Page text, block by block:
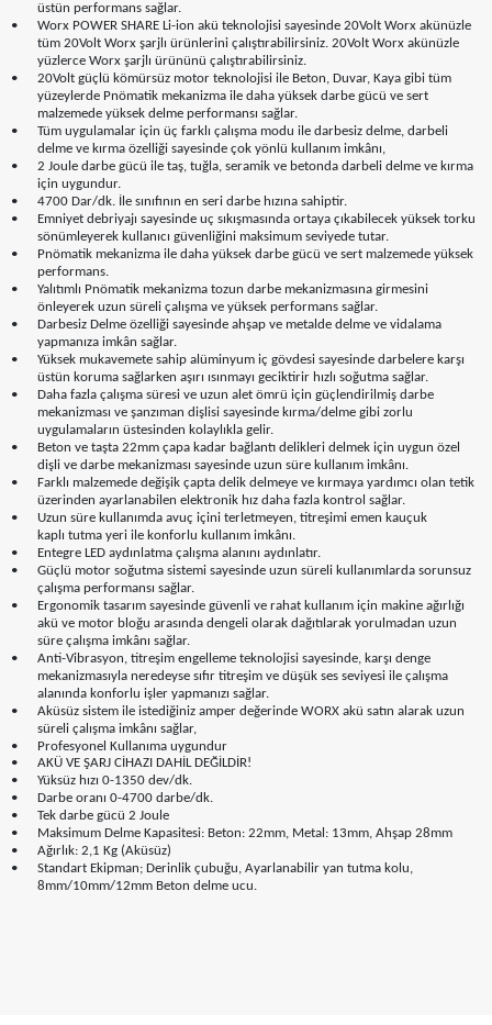
üstün performans sağlar.
•
Worx POWER SHARE Li-ion akü teknolojisi sayesinde 20Volt Worx akünüzle
tüm 20Volt Worx şarjlı ürünlerini çalıştırabilirsiniz. 20Volt Worx akünüzle
yüzlerce Worx şarjlı ürününü çalıştırabilirsiniz.
•
20Volt güçlü kömürsüz motor teknolojisi ile Beton, Duvar, Kaya gibi tüm
yüzeylerde Pnömatik mekanizma ile daha yüksek darbe gücü ve sert
malzemede yüksek delme performansı sağlar.
•
Tüm uygulamalar için üç farklı çalışma modu ile darbesiz delme, darbeli
delme ve kırma özelliği sayesinde çok yönlü kullanım imkânı,
•
2 Joule darbe gücü ile taş, tuğla, seramik ve betonda darbeli delme ve kırma
için uygundur.
•
4700 Dar/dk. İle sınıfının en seri darbe hızına sahiptir.
•
Emniyet debriyajı sayesinde uç sıkışmasında ortaya çıkabilecek yüksek torku
sönümleyerek kullanıcı güvenliğini maksimum seviyede tutar.
•
Pnömatik mekanizma ile daha yüksek darbe gücü ve sert malzemede yüksek
performans.
•
Yalıtımlı Pnömatik mekanizma tozun darbe mekanizmasına girmesini
önleyerek uzun süreli çalışma ve yüksek performans sağlar.
•
Darbesiz Delme özelliği sayesinde ahşap ve metalde delme ve vidalama
yapmanıza imkân sağlar.
•
Yüksek mukavemete sahip alüminyum iç gövdesi sayesinde darbelere karşı
üstün koruma sağlarken aşırı ısınmayı geciktirir hızlı soğutma sağlar.
•
Daha fazla çalışma süresi ve uzun alet ömrü için güçlendirilmiş darbe
mekanizması ve şanzıman dişlisi sayesinde kırma/delme gibi zorlu
uygulamaların üstesinden kolaylıkla gelir.
•
Beton ve taşta 22mm çapa kadar bağlantı delikleri delmek için uygun özel
dişli ve darbe mekanizması sayesinde uzun süre kullanım imkânı.
•
Farklı malzemede değişik çapta delik delmeye ve kırmaya yardımcı olan tetik
üzerinden ayarlanabilen elektronik hız daha fazla kontrol sağlar.
•
Uzun süre kullanımda avuç içini terletmeyen, titreşimi emen kauçuk
kaplı tutma yeri ile konforlu kullanım imkânı.
•
Entegre LED aydınlatma çalışma alanını aydınlatır.
•
Güçlü motor soğutma sistemi sayesinde uzun süreli kullanımlarda sorunsuz
çalışma performansı sağlar.
•
Ergonomik tasarım sayesinde güvenli ve rahat kullanım için makine ağırlığı
akü ve motor bloğu arasında dengeli olarak dağıtılarak yorulmadan uzun
süre çalışma imkânı sağlar.
•
Anti-Vibrasyon, titreşim engelleme teknolojisi sayesinde, karşı denge
mekanizmasıyla neredeyse sıfır titreşim ve düşük ses seviyesi ile çalışma
alanında konforlu işler yapmanızı sağlar.
•
Aküsüz sistem ile istediğiniz amper değerinde WORX akü satın alarak uzun
süreli çalışma imkânı sağlar,
•
Profesyonel Kullanıma uygundur
•
AKÜ VE ŞARJ CİHAZI DAHİL DEĞİLDİR!
•
Yüksüz hızı 0-1350 dev/dk.
•
Darbe oranı 0-4700 darbe/dk.
•
Tek darbe gücü 2 Joule
•
Maksimum Delme Kapasitesi: Beton: 22mm, Metal: 13mm, Ahşap 28mm
•
Ağırlık: 2,1 Kg (Aküsüz)
•
Standart Ekipman; Derinlik çubuğu, Ayarlanabilir yan tutma kolu,
8mm/10mm/12mm Beton delme ucu.